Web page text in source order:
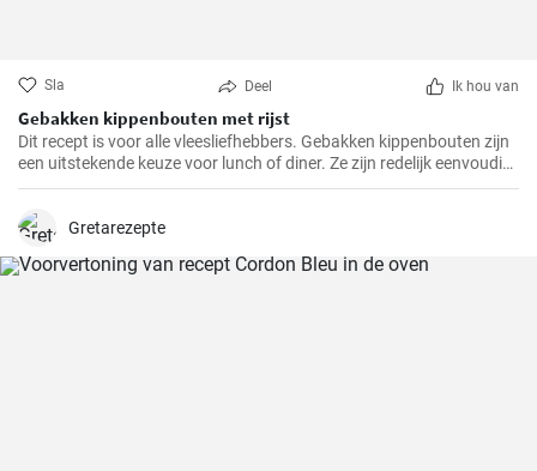
Sla Deel Ik hou van
Gebakken kippenbouten met rijst
Dit recept is voor alle vleesliefhebbers. Gebakken kippenbouten zijn
een uitstekende keuze voor lunch of diner. Ze zijn redelijk eenvoudig
te bereiden en het resultaat is altijd heerlijk.
Gretarezepte